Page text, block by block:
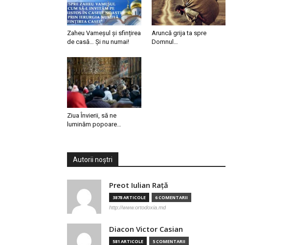
Zaheu Vameșul și sfințirea
de casă… Și nu numai!
Aruncă grija ta spre
Domnul…
Ziua Învierii, să ne
luminăm popoare…
Autorii noștri
Preot Iulian Raţă
3878 ARTICOLE 6 COMENTARII
http://www.ortodoxia.md
Diacon Victor Casian
581 ARTICOLE 5 COMENTARII